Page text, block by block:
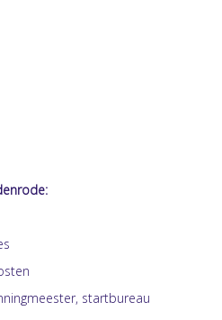
startbureau